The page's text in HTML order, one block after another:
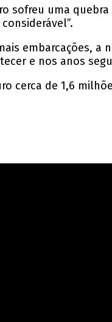
sofreu uma
embarcações,
e nos anos
cerca de 1,6